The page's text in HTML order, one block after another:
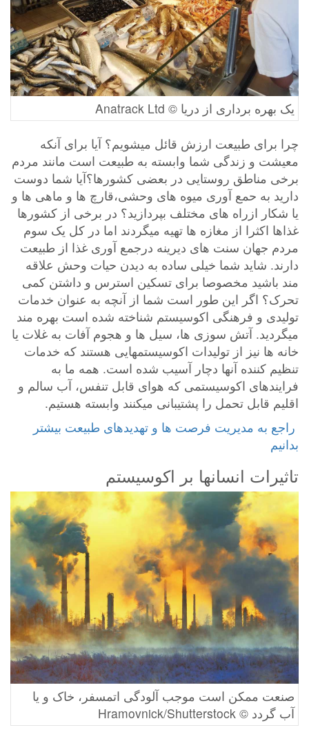
یک بهره برداری از دریا © Anatrack Ltd
چرا برای طبیعت ارزش قائل میشویم؟ آیا برای آنکه
معیشت و زندگی شما وابسته به طبیعت است مانند مردم
برخی مناطق روستایی در بعضی کشورها؟آیا شما دوست
دارید به حمع آوری میوه های وحشی،قارچ ها و ماهی ها و
یا شکار ازراه های مختلف بپردازید؟ در برخی از کشورها
غذاها اکثرا از مغازه ها تهیه میگردند اما در کل یک سوم
مردم جهان سنت های دیرینه درجمع آوری غذا از طبیعت
دارند. شاید شما خیلی ساده به دیدن حیات وحش علاقه
مند باشید مخصوصا برای تسکین استرس و داشتن کمی
تحرک؟ اگر این طور است شما از آنچه به عنوان خدمات
تولیدی و فرهنگی اکوسیستم شناخته شده است بهره مند
میگردید. آتش سوزی ها، سیل ها و هجوم آفات به غلات یا
خانه ها نیز از تولیدات اکوسیستمهایی هستند که خدمات
تنظیم کننده آنها دچار آسیب شده است. همه ما به
فرایندهای اکوسیستمی که هوای قابل تنفس، آب سالم و
اقلیم قابل تحمل را پشتیبانی میکنند وابسته هستیم.
‎ راجع به مدیریت فرصت ها و تهدیدهای طبیعت بیشتر
بدانیم
تاثیرات انسانها بر اکوسیستم
صنعت ممکن است موجب آلودگی اتمسفر، خاک و یا
آب گردد © Hramovnick/Shutterstock